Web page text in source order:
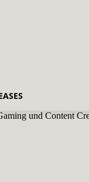
und Content